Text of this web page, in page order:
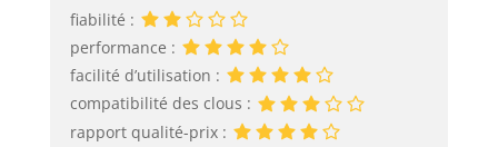
fiabilité :
performance :
facilité d’utilisation :
compatibilité des clous :
rapport qualité-prix :